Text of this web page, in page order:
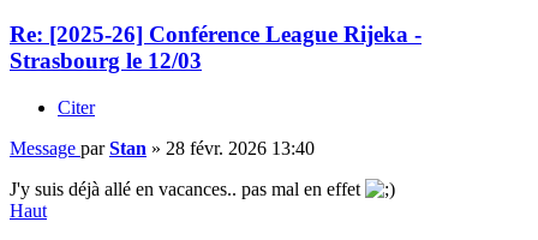
Re: [2025-26] Conférence League Rijeka -
Strasbourg le 12/03
Citer
Message parStan » 28 févr. 2026 13:40
J'y suis déjà allé en vacances.. pas mal en effet
Haut